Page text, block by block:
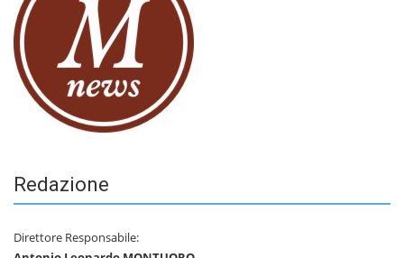
Redazione
Direttore Responsabile: